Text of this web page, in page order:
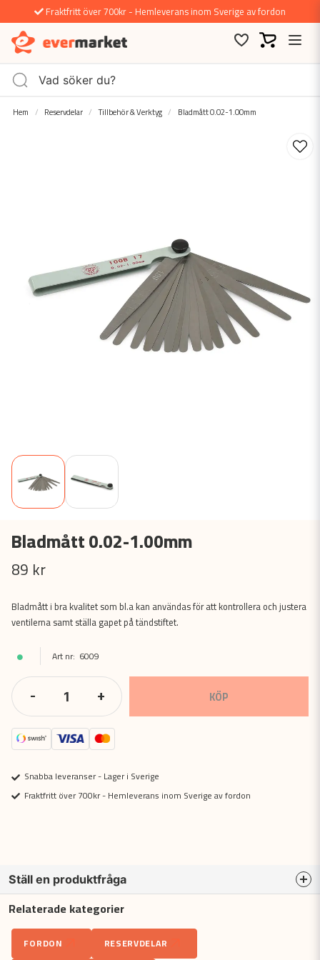
Fraktfritt över 700kr - Hemleverans inom Sverige av fordon
Hem Reservdelar Tillbehör & Verktyg Bladmått 0.02-1.00mm
Bladmått 0.02-1.00mm
89 kr
Bladmått i bra kvalitet som bl.a kan användas för att kontrollera och justera
ventilerna samt ställa gapet på tändstiftet.
6009
- + KÖP
Snabba leveranser - Lager i Sverige
Fraktfritt över 700kr - Hemleverans inom Sverige av fordon
Ställ en produktfråga
question
Fråga oss något om denna produkten...
Relaterade kategorier
FORDON
RESERVDELAR